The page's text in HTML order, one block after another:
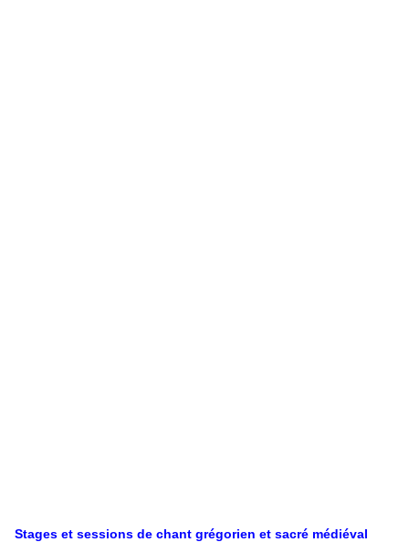
Stages et sessions de chant grégorien et sacré médiéval